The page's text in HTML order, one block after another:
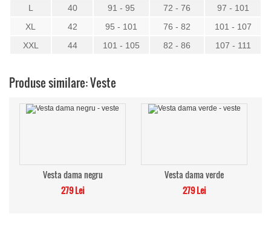
L
40 91 - 95 72 - 76
97 - 101
XL
42 95 - 101 76 - 82
101 - 107
XXL
44 101 - 105 82 - 86 107 - 111
Produse similare: Veste
Vesta dama negru
279 Lei
Vesta dama verde
279 Lei